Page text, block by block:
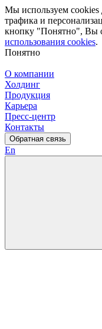
Мы используем cookies
трафика и
кнопку "Понятно", Вы
использования cookies.
Понятно
О компании
Холдинг
Продукция
Карьера
Пресс-центр
Контакты
Обратная связь
En